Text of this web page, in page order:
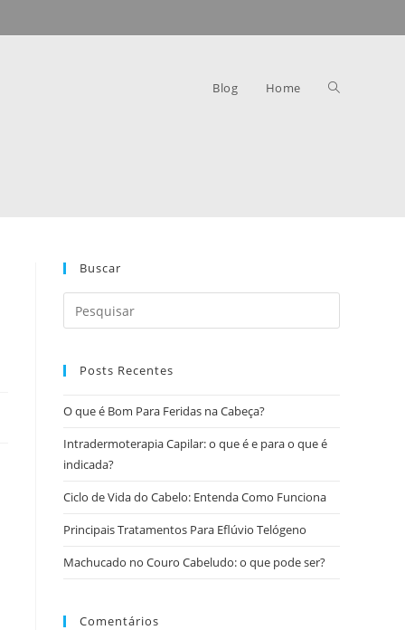
Blog Home
Buscar
Posts Recentes
O que é Bom Para Feridas na Cabeça?
Intradermoterapia Capilar: o que é e para o que é
indicada?
Ciclo de Vida do Cabelo: Entenda Como Funciona
Principais Tratamentos Para Eflúvio Telógeno
Machucado no Couro Cabeludo: o que pode ser?
Comentários